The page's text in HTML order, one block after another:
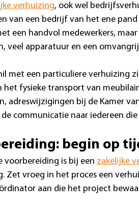
verhuizing, ook wel
van een bedrijf van het ene
een handvol medewerkers,
veel apparatuur en een
met een particuliere verhuizing
het fysieke transport van
adreswijzigingen bij de Kamer
communicatie naar iedereen
begin op
voorbereiding is bij een zakelijke
Zet vroeg in het proces een
aan die het project